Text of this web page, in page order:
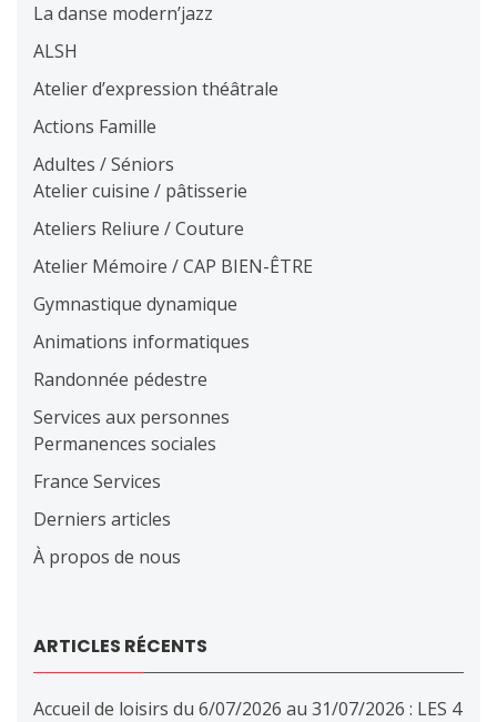
La danse modern’jazz
ALSH
Atelier d’expression théâtrale
Actions Famille
Adultes / Séniors
Atelier cuisine / pâtisserie
Ateliers Reliure / Couture
Atelier Mémoire / CAP BIEN-ÊTRE
Gymnastique dynamique
Animations informatiques
Randonnée pédestre
Services aux personnes
Permanences sociales
France Services
Derniers articles
À propos de nous
ARTICLES RÉCENTS
Accueil de loisirs du 6/07/2026 au 31/07/2026 : LES 4